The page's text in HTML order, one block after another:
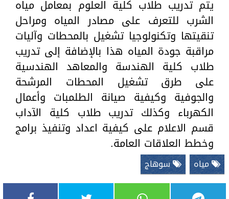
يتم تدريب طلاب كلية العلوم بمعامل مياه
الشرب للتعرف على مصادر المياه ومراحل
تنقيتها وتكنولوجيا تشغيل بالمحطات وآليات
مراقبة جودة المياه هذا بالإضافة إلى تدريب
طلاب كلية الهندسة والمعاهد الهندسية
على طرق تشغيل المحطات المرشحة
والجوفية وكيفية صيانة الطلمبات وأعمال
الكهرباء وكذلك تدريب طلاب كلية الآداب
قسم الاعلام على كيفية اعداد وتنفيذ برامج
وخطط العلاقات العامة.
مياه سوهاج